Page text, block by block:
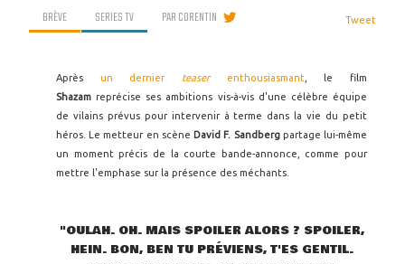
BRÈVE SERIES TV PARCORENTIN Tweet
Après un dernier teaserenthousiasmant, le film
Shazam reprécise ses ambitions vis-à-vis d'une célèbre équipe
de vilains prévus pour intervenir à terme dans la vie du petit
héros. Le metteur en scène David F. Sandbergpartage lui-même
un moment précis de la courte bande-annonce, comme pour
mettre l'emphase sur la présence des méchants.
"OULAH. OH. MAIS SPOILER ALORS ? SPOILER,
HEIN. BON, BEN TU PRÉVIENS, T'ES GENTIL.